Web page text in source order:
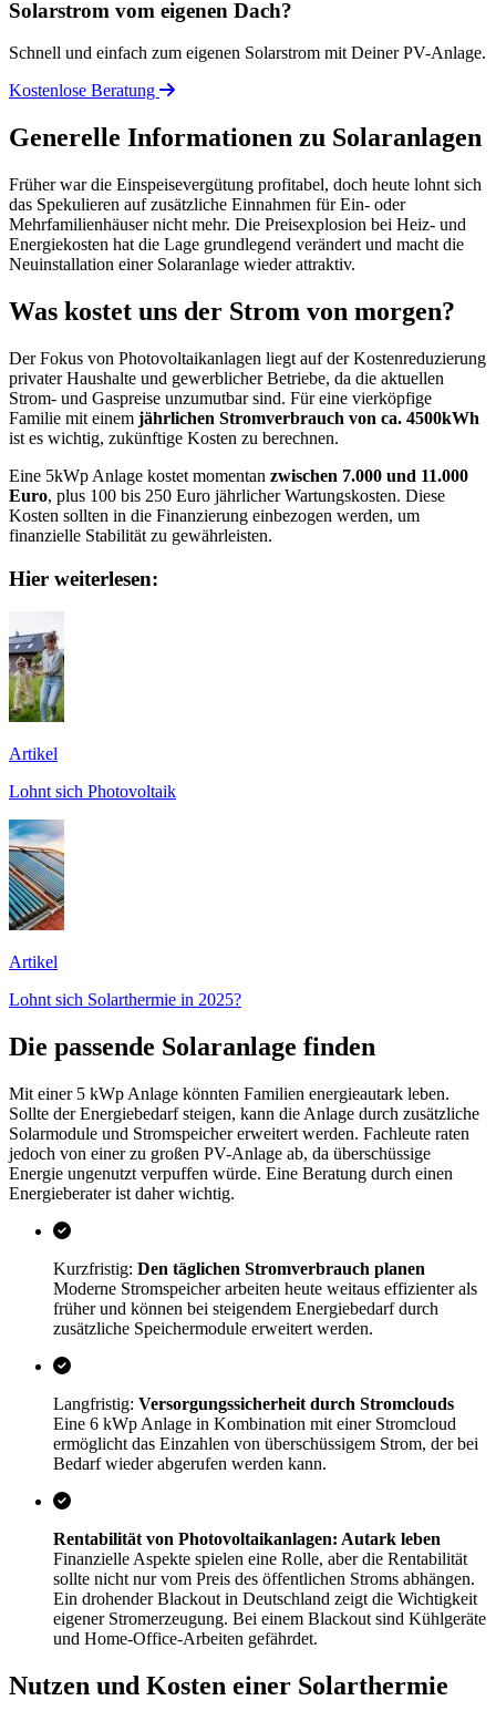
Solarstrom vom eigenen Dach?
Schnell und einfach zum eigenen Solarstrom mit Deiner PV-Anlage.
Kostenlose Beratung
Generelle Informationen zu Solaranlagen
Früher war die Einspeisevergütung profitabel, doch heute lohnt sich
das Spekulieren auf zusätzliche Einnahmen für Ein- oder
Mehrfamilienhäuser nicht mehr. Die Preisexplosion bei Heiz- und
Energiekosten hat die Lage grundlegend verändert und macht die
Neuinstallation einer Solaranlage wieder attraktiv.
Was kostet uns der Strom von morgen?
Der Fokus von Photovoltaikanlagen liegt auf der Kostenreduzierung
privater Haushalte und gewerblicher Betriebe, da die aktuellen
Strom- und Gaspreise unzumutbar sind. Für eine vierköpfige
Familie mit einem jährlichen Stromverbrauch von ca. 4500kWh
ist es wichtig, zukünftige Kosten zu berechnen.
Eine 5kWp Anlage kostet momentan zwischen 7.000 und 11.000
Euro, plus 100 bis 250 Euro jährlicher Wartungskosten. Diese
Kosten sollten in die Finanzierung einbezogen werden, um
finanzielle Stabilität zu gewährleisten.
Hier weiterlesen:
Artikel
Lohnt sich Photovoltaik
Artikel
Lohnt sich Solarthermie in 2025?
Die passende Solaranlage finden
Mit einer 5 kWp Anlage könnten Familien energieautark leben.
Sollte der Energiebedarf steigen, kann die Anlage durch zusätzliche
Solarmodule und Stromspeicher erweitert werden. Fachleute raten
jedoch von einer zu großen PV-Anlage ab, da überschüssige
Energie ungenutzt verpuffen würde. Eine Beratung durch einen
Energieberater ist daher wichtig.
Kurzfristig: Den täglichen Stromverbrauch planen
Moderne Stromspeicher arbeiten heute weitaus effizienter als
früher und können bei steigendem Energiebedarf durch
zusätzliche Speichermodule erweitert werden.
Langfristig: Versorgungssicherheit durch Stromclouds
Eine 6 kWp Anlage in Kombination mit einer Stromcloud
ermöglicht das Einzahlen von überschüssigem Strom, der bei
Bedarf wieder abgerufen werden kann.
Rentabilität von Photovoltaikanlagen: Autark leben
Finanzielle Aspekte spielen eine Rolle, aber die Rentabilität
sollte nicht nur vom Preis des öffentlichen Stroms abhängen.
Ein drohender Blackout in Deutschland zeigt die Wichtigkeit
eigener Stromerzeugung. Bei einem Blackout sind Kühlgeräte
und Home-Office-Arbeiten gefährdet.
Nutzen und Kosten einer Solarthermie